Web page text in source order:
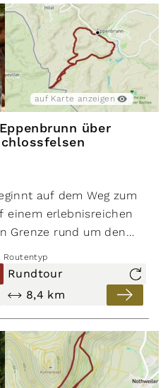
auf Karte anzeigen
über
auf dem Weg zum
einem erlebnisreichen
Grenze rund um den
Tat erinnern die Felsen
Valley. Diese
bieten nicht nur
auf die umliegende
auch ein ganz
– das sogenannte
stimmen
Routentyp
Rundtour
8,4 km